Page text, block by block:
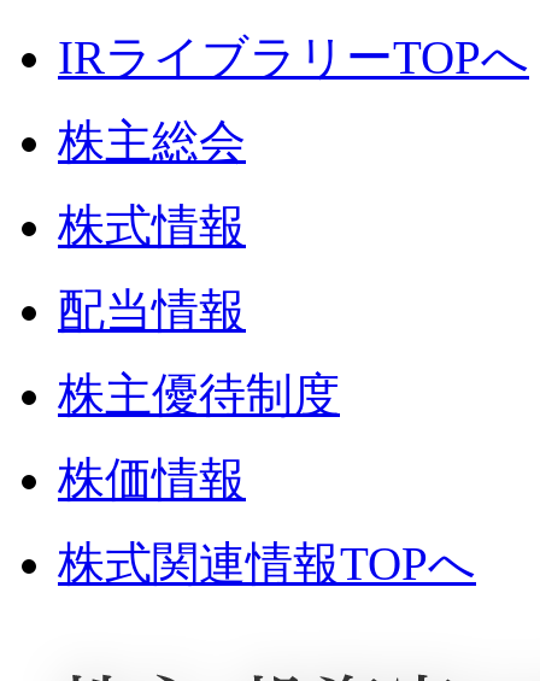
IRライブラリーTOPへ
株主総会
株式情報
配当情報
株主優待制度
株価情報
株式関連情報TOPへ